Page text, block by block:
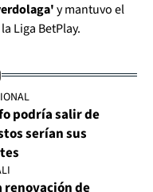
y mantuvo el
Liga BetPlay.
podría salir de
serían sus